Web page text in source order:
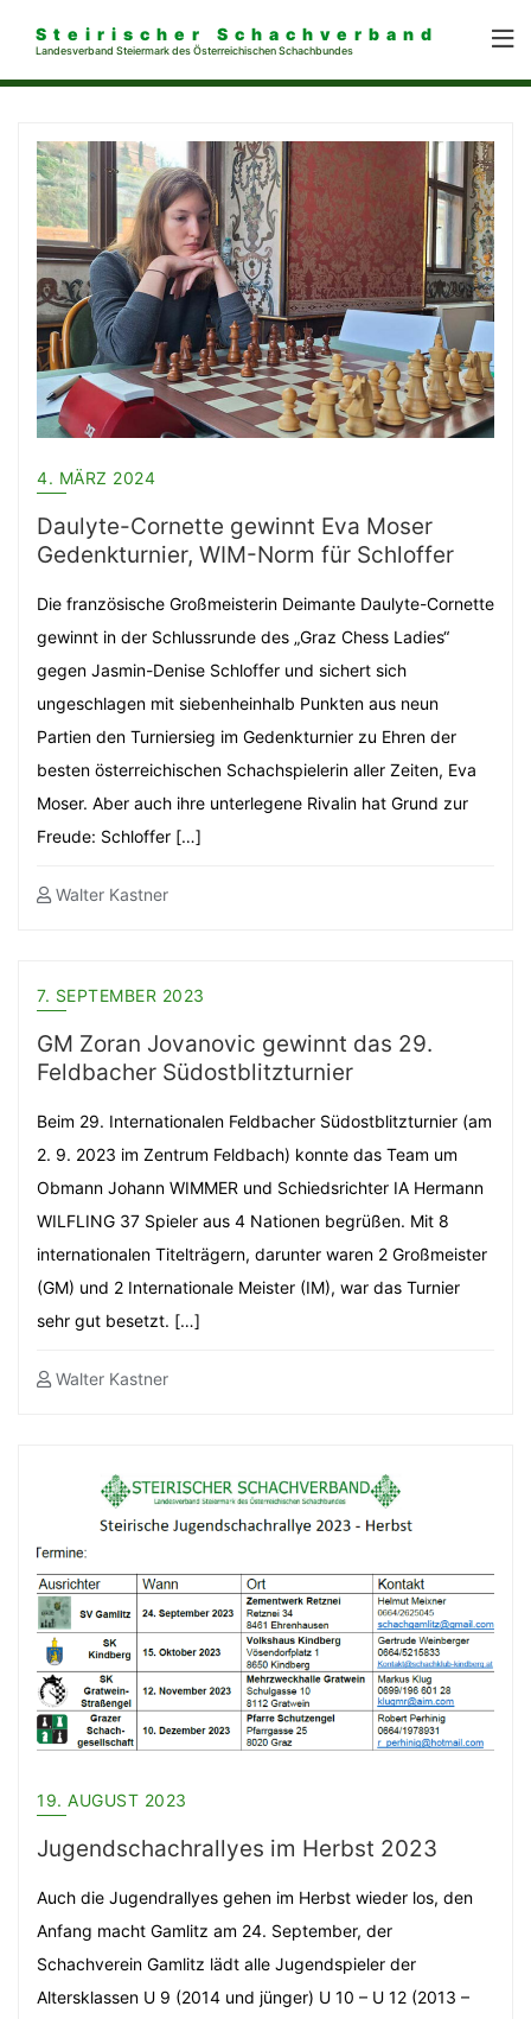
Steirischer Schachverband
Landesverband Steiermark des Österreichischen Schachbundes
4. MÄRZ 2024
Daulyte-Cornette gewinnt Eva Moser
Gedenkturnier, WIM-Norm für Schloffer
Die französische Großmeisterin Deimante Daulyte-Cornette
gewinnt in der Schlussrunde des „Graz Chess Ladies“
gegen Jasmin-Denise Schloffer und sichert sich
ungeschlagen mit siebenheinhalb Punkten aus neun
Partien den Turniersieg im Gedenkturnier zu Ehren der
besten österreichischen Schachspielerin aller Zeiten, Eva
Moser. Aber auch ihre unterlegene Rivalin hat Grund zur
Freude: Schloffer […]
Walter Kastner
7. SEPTEMBER 2023
GM Zoran Jovanovic gewinnt das 29.
Feldbacher Südostblitzturnier
Beim 29. Internationalen Feldbacher Südostblitzturnier (am
2. 9. 2023 im Zentrum Feldbach) konnte das Team um
Obmann Johann WIMMER und Schiedsrichter IA Hermann
WILFLING 37 Spieler aus 4 Nationen begrüßen. Mit 8
internationalen Titelträgern, darunter waren 2 Großmeister
(GM) und 2 Internationale Meister (IM), war das Turnier
sehr gut besetzt. […]
Walter Kastner
19. AUGUST 2023
Jugendschachrallyes im Herbst 2023
Auch die Jugendrallyes gehen im Herbst wieder los, den
Anfang macht Gamlitz am 24. September, der
Schachverein Gamlitz lädt alle Jugendspieler der
Altersklassen U 9 (2014 und jünger) U 10 – U 12 (2013 –